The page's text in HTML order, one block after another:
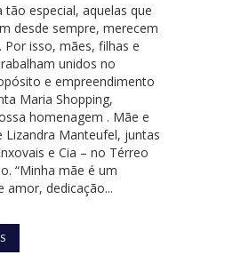
tão especial, aquelas que
desde sempre, merecem
isso, mães, filhas e
unidos no
e empreendimento
Maria Shopping,
homenagem . Mãe e
Lizandra Manteufel, juntas
e Cia – no Térreo
“Minha mãe é um
amor, dedicação...